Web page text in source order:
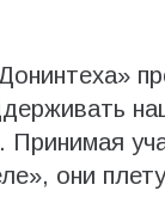
Принимая
они